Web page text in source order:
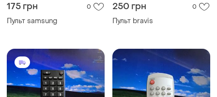
175 грн 0
Пульт samsung
250 грн 0
Пульт bravis